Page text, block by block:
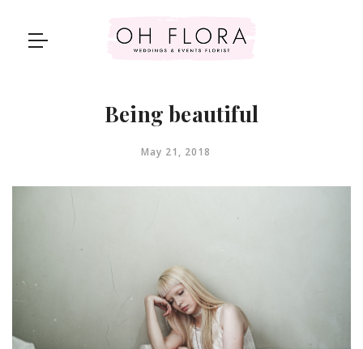
Being beautiful
May 21, 2018